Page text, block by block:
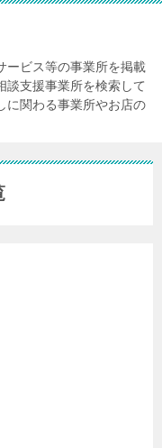
ービス等の事業所を掲載
談支援事業所を検索して
に関わる事業所やお店の